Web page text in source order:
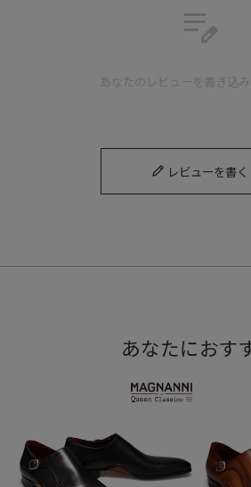
ストラップならではのアイコニック
edit_note
あなたのレビューを書き込
レビューを書く
あなたにおす